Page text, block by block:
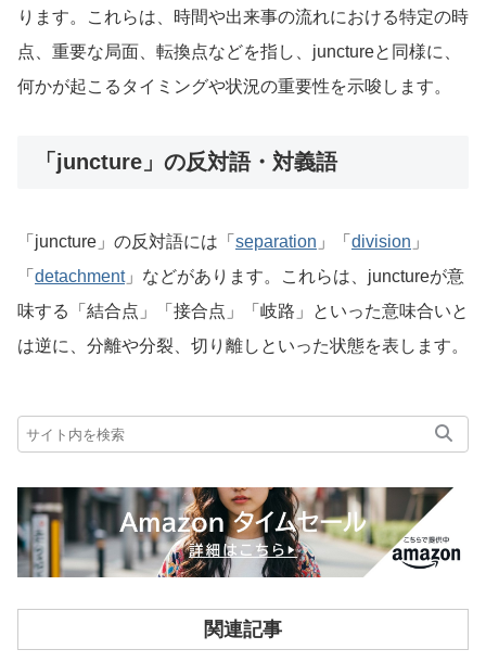
ります。これらは、時間や出来事の流れにおける特定の時
点、重要な局面、転換点などを指し、junctureと同様に、
何かが起こるタイミングや状況の重要性を示唆します。
「juncture」の反対語・対義語
「juncture」の反対語には「 separation 」「 division 」
「 detachment」などがあります。これらは、junctureが意
味する「結合点」「接合点」「岐路」といった意味合いと
は逆に、分離や分裂、切り離しといった状態を表します。
関連記事